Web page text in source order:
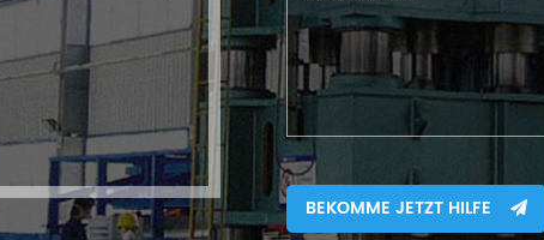
BEKOMME JETZT HILFE